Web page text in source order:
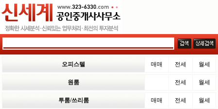
오피스텔 매매 전세 월세
원룸 전세 월세
투룸/쓰리룸 매매 전세 월세